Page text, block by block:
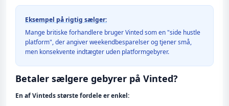
Eksempel på rigtig sælger:
Mange britiske forhandlere bruger Vinted som en "side hustle
platform", der angiver weekendbesparelser og tjener små,
men konsekvente indtægter uden platformgebyrer.
Betaler sælgere gebyrer på Vinted?
En af Vinteds største fordele er enkel: